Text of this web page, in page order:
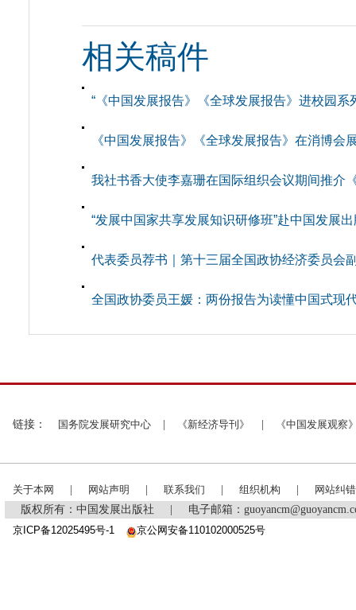
相关稿件
“《中国发展报告》《全球发展报告》进校园系
《中国发展报告》《全球发展报告》在消博会
我社书香大使李嘉珊在国际组织会议期间推介
“发展中国家共享发展知识研修班”赴中国发展
代表委员荐书｜第十三届全国政协经济委员会
全国政协委员王媛：两份报告为读懂中国式现
链接： 国务院发展研究中心 《新经济导刊》 《中国发展观察
关于本网 网站声明 联系我们 组织机构
网站纠错
版权所有：中国发展出版社
电子邮箱：
京ICP备12025495号-1
京公网安备110102000525号